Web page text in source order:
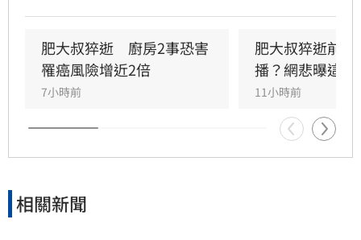
陷，狀態顯得相當疲憊。肥大叔自2021年起頻傳
健康警訊，雖曾於2022年住院開刀，但出院後仍
堅持返回工作崗位，直到最後一刻仍心繫直播。
對於肥大叔的確切死因，家屬目前尚未對外說
明。
肥大叔猝逝　廚房2事恐害
罹癌風險增近2倍
7小時前
肥大叔猝逝前
播？網悲曝這原
11小時前
相關新聞